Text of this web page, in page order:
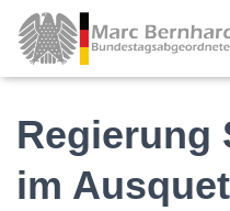
Regierung
im